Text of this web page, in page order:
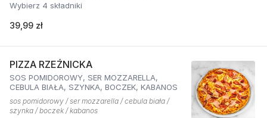
Wybierz 4 składniki
39,99 zł
PIZZA RZEŹNICKA
SOS POMIDOROWY, SER MOZZARELLA,
CEBULA BIAŁA, SZYNKA, BOCZEK, KABANOS
sos pomidorowy / ser mozzarella / cebula biała /
szynka / boczek / kabanos